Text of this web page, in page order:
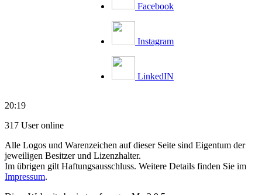
Facebook
Instagram
LinkedIN
20:19
317 User online
Alle Logos und Warenzeichen auf dieser Seite sind Eigentum der
jeweiligen Besitzer und Lizenzhalter.
Im übrigen gilt Haftungsausschluss. Weitere Details finden Sie im
Impressum.